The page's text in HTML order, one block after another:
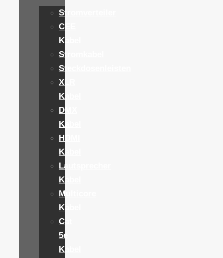
Stromverteiler
CEE
Kabel
Stromkabel
Steckdosenleisten
XLR
Kabel
DMX
Kabel
HDMI
Kabel
Lautsprecher
Kabel
Multicore
Kabel
Cat
5e
Kabel